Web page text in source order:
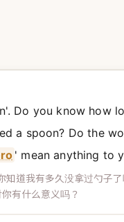
Do you know how
a spoon? Do the
' mean anything to
道我有多久没拿过勺子了
有什么意义吗？